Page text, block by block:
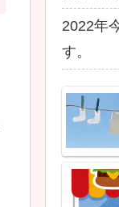
2022年
す。